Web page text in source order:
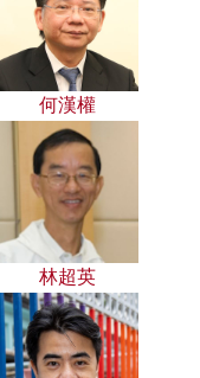
何漢權
林超英